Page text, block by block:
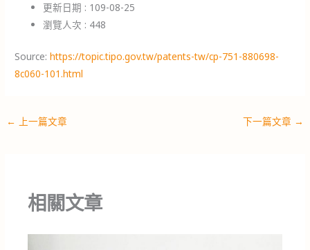
更新日期 : 109-08-25
瀏覽人次 : 448
Source:https://topic.tipo.gov.tw/patents-tw/cp-751-880698-
8c060-101.html
← 上一篇文章 下一篇文章 →
相關文章